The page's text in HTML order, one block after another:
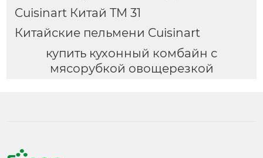
Cuisinart Китай TM 31
Китайские пельмени Cuisinart
купить кухонный комбайн с
мясорубкой овощерезкой